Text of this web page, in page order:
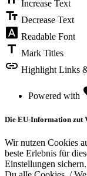
Increase Text
text_fields Decrease Text
font_download Readable Font
title Mark Titles
link Highlight Links
Powered with
Die EU-Information zut
Wir nutzen Cookies
beste Erlebnis für
Einstellungen